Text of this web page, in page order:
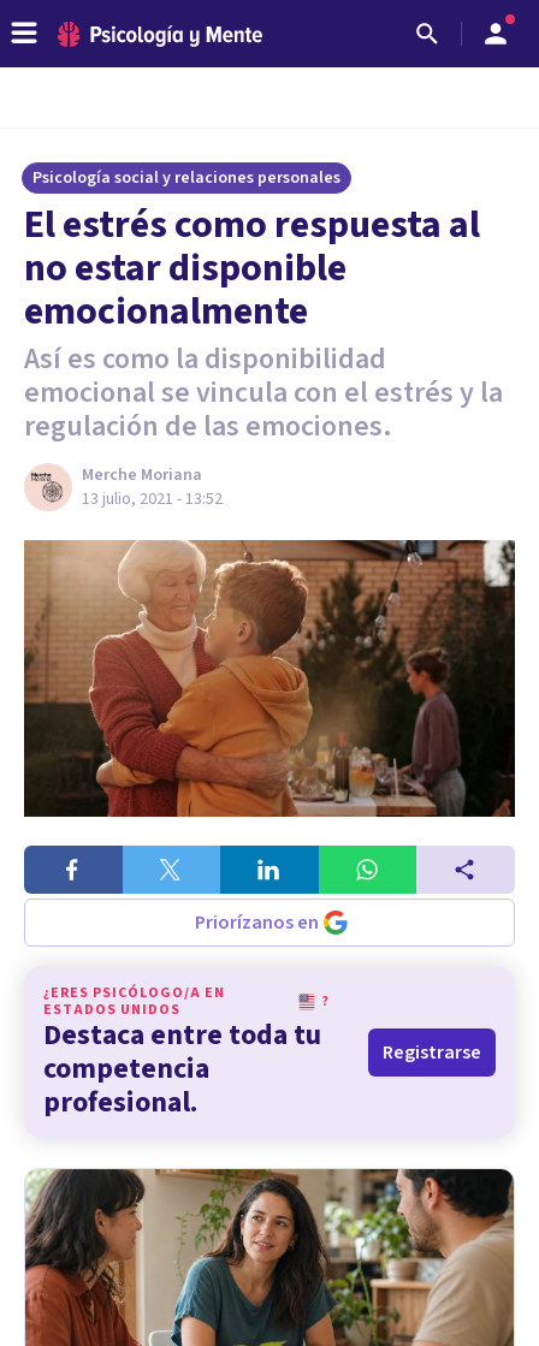
Psicología social y relaciones personales
El estrés como respuesta al
no estar disponible
emocionalmente
Así es como la disponibilidad
emocional se vincula con el estrés y la
regulación de las emociones.
Merche Moriana
13 julio, 2021 - 13:52
Priorízanos en
¿ERES PSICÓLOGO/A EN
ESTADOS UNIDOS
?
Destaca entre toda tu
competencia
profesional.
Registrarse